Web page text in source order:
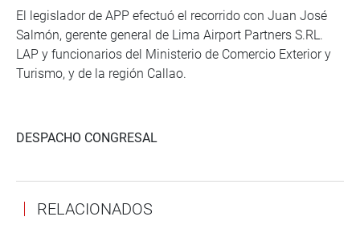
El legislador de APP efectuó el recorrido con Juan José
Salmón, gerente general de Lima Airport Partners S.RL.
LAP y funcionarios del Ministerio de Comercio Exterior y
Turismo, y de la región Callao.
DESPACHO CONGRESAL
RELACIONADOS